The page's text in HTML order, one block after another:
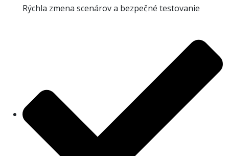
Rýchla zmena scenárov a bezpečné testovanie